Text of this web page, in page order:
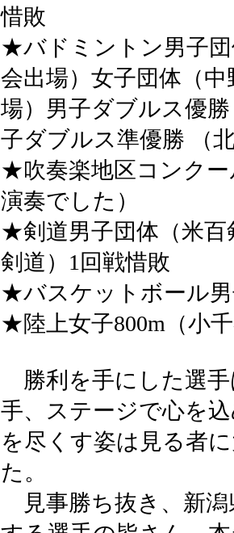
惜敗
★バドミントン男子団
会出場）女子団体（
場）男子ダブルス優
子ダブルス準優勝 （
★吹奏楽地区コンク
演奏でした）
★剣道男子団体（米百
剣道）1回戦惜敗
★バスケットボール男
★陸上女子800m（小
勝利を手にした選
手、ステージで心を
を尽くす姿は見る者
た。
見事勝ち抜き、新潟